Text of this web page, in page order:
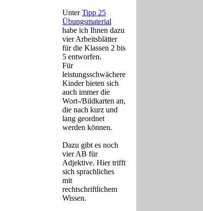
UnterTipp 25
Übungsmaterial
habe ich Ihnen dazu
vier Arbeitsblätter
für die Klassen 2 bis
5 entworfen.
Für
leistungsschwächere
Kinder bieten sich
auch immer die
Wort-/Bildkarten an,
die nach kurz und
lang geordnet
werden können.
Dazu gibt es noch
vier AB für
Adjektive. Hier trifft
sich sprachliches
mit
rechtschriftlichem
Wissen.